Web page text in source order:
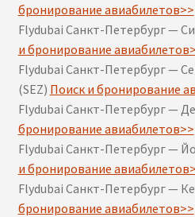
бронирование авиабилетов>>
Flydubai Санкт-Петербург —
и бронирование
Flydubai Санкт-Петербург —
(SEZ) Поиск и бронирование
Flydubai Санкт-Петербург —
бронирование авиабилетов>>
Flydubai Санкт-Петербург —
и бронирование
Flydubai Санкт-Петербург —
бронирование авиабилетов>>